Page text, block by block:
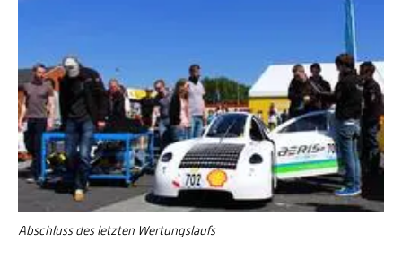
Abschluss des letzten Wertungslaufs